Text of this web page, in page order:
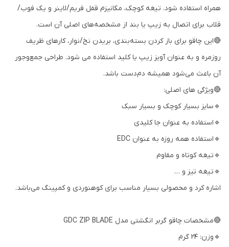
همراه استفاده شود. تیغه کوچک، مکانیزم قفل فریم/لاینر و یک فوب/
قلاب برای اتصال به زیپ یا بند از مشخصه‌های اصلی آن است.
🔴این چاقو برای باز کردن بسته‌بندی، بریدن نخ/نوار، کارهای ظریف
روزمره و به‌ عنوان آویز زیپ یا کلید استفاده می شود. طراحی جمع‌وجور
آن باعث می‌شود همیشه دم‌دست باشد.
🔴ویژگی های اصلی:
🔹سایز بسیار کوچک و بسیار سبک
🔹استفاده به عنوان جا کلیدی
🔹استفاده همه روزه به عنوان EDC
🔹تیغه کوتاه و مقاوم
🔹تیغه تیز و …
اشاره کرد و محصولی بسیار مناسب برای کوهنوردی و کمپینگ می‌باشد.
🔴مشخصات چاقو گربر انگشتی مدل GDC ZIP BLADE
🔹وزن: 24 گرم